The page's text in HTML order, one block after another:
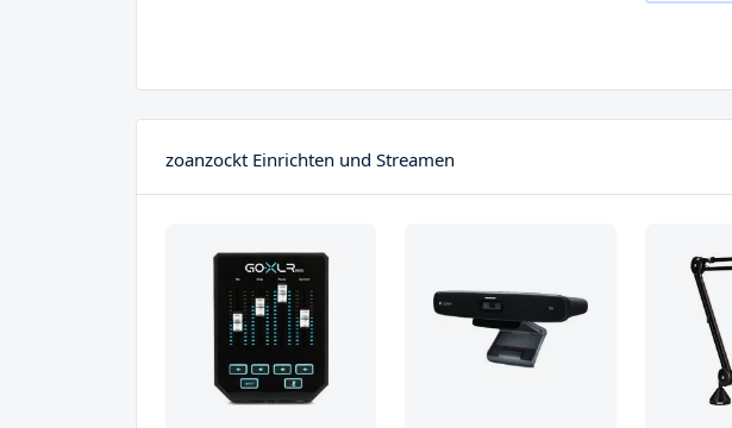
zoanzockt Einrichten und Streamen